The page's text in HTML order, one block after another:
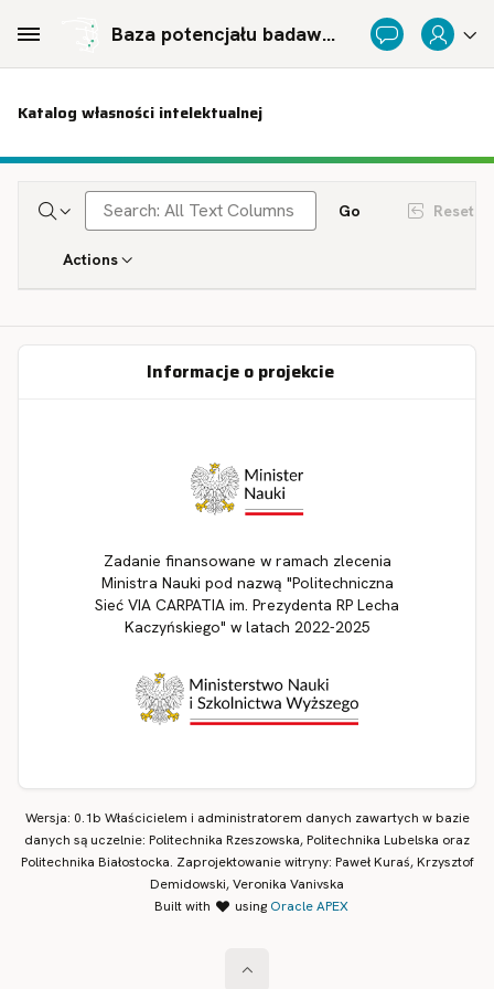
Baza potencjału badawczego Politechnicznej Sieci Via Carpatia im. Prezydenta RP Lecha Kaczyńskiego
Katalog własności intelektualnej
Go
Actions
Reset
Informacje o projekcie
Zadanie finansowane w ramach zlecenia
Ministra Nauki pod nazwą "Politechniczna
Sieć VIA CARPATIA im. Prezydenta RP Lecha
Kaczyńskiego" w latach 2022-2025
Wersja: 0.1b Właścicielem i administratorem danych zawartych w bazie
danych są uczelnie: Politechnika Rzeszowska, Politechnika Lubelska oraz
Politechnika Białostocka. Zaprojektowanie witryny: Paweł Kuraś, Krzysztof
Demidowski, Veronika Vanivska
Built with
using Oracle APEX